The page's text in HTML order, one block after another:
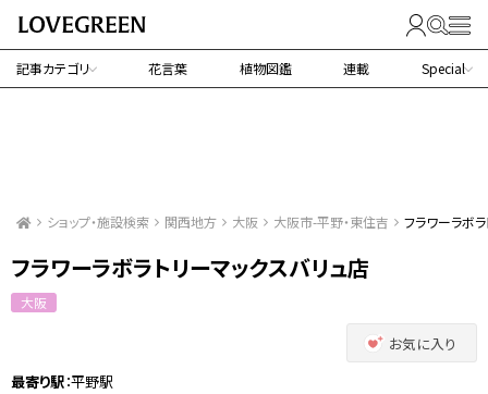
記事カテゴリ 花言葉 植物図鑑 連載 Special
ショップ・施設検索 関西地方 大阪 大阪市-平野・東住吉 フラワーラボ
フラワーラボラトリーマックスバリュ店
大阪
お気に入り
最寄り駅：平野駅